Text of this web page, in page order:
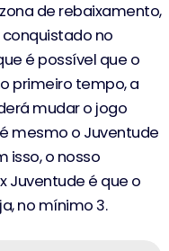
de rebaixamento,
no
é possível que o
primeiro tempo, a
mudar o jogo
mesmo o Juventude
isso, o nosso
Juventude é que o
no mínimo 3.